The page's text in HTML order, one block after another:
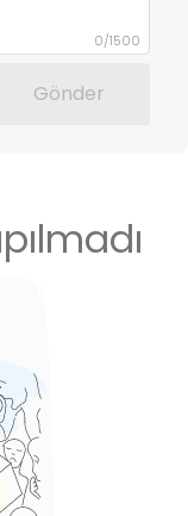
0/1500
Gönder